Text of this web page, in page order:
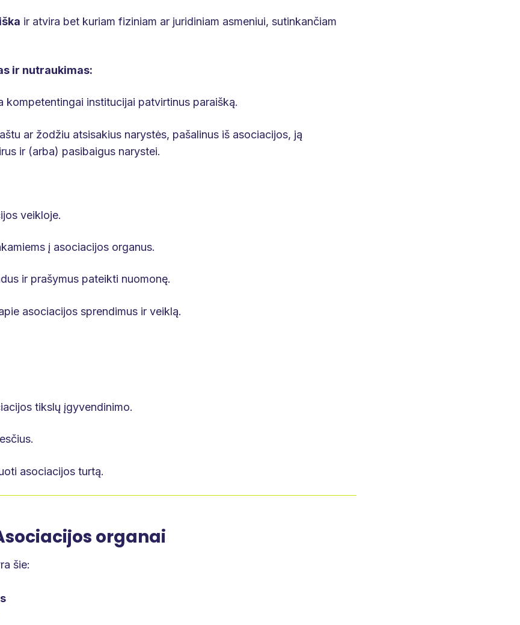
ir atvira bet kuriam fiziniam ar juridiniam asmeniui, sutinkančiam
ir nutraukimas:
kompetentingai institucijai patvirtinus paraišką.
ar žodžiu atsisakius narystės, pašalinus iš asociacijos, ją
ir (arba) pasibaigus narystei.
veikloje.
į asociacijos organus.
ir prašymus pateikti nuomonę.
asociacijos sprendimus ir veiklą.
tikslų įgyvendinimo.
asociacijos turtą.
organai
šie: